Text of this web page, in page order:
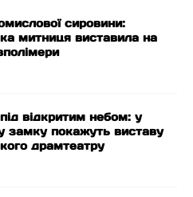
сировини:
митниця виставила на
під відкритим небом: у
замку покажуть виставу
драмтеатру